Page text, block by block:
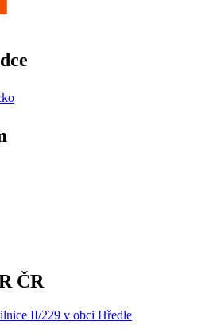
ČR
II/229 v obci Hředle